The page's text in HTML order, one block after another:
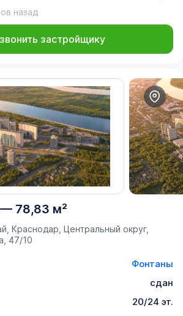
назад
застройщику
— 78,83 м²
Краснодар, Центральный округ,
47/10
Фонтаны
сдан
20/24 эт.